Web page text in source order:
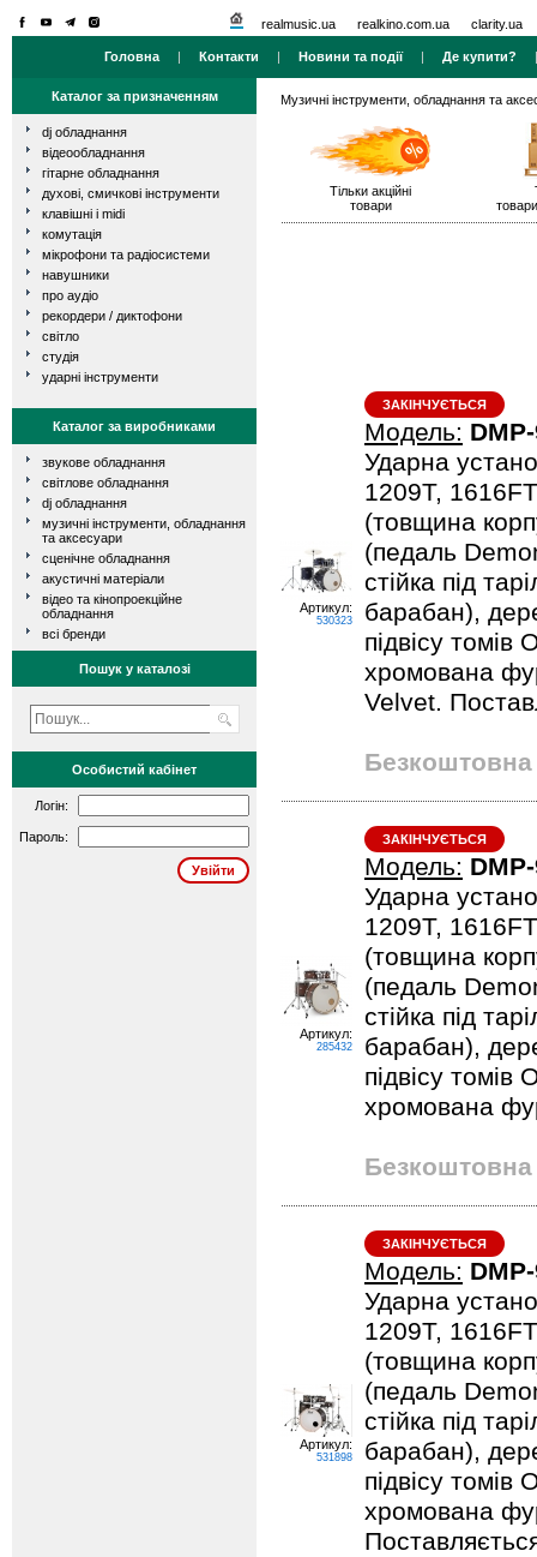
realmusic.ua realkino.com.ua clarity.ua
Головна | Контакти | Новини та події| Де купити?
Каталог за призначенням
dj обладнання
відеообладнання
гітарне обладнання
духові, смичкові інструменти
клавішні і midi
комутація
мікрофони та радіосистеми
навушники
про аудіо
рекордери / диктофони
світло
студія
ударні інструменти
Каталог за виробниками
звукове обладнання
світлове обладнання
dj обладнання
музичні інструменти, обладнання
та аксесуари
сценічне обладнання
акустичні матеріали
відео та кінопроекційне
обладнання
всі бренди
Пошук у каталозі
Особистий кабінет
Логін:
Пароль:
Музичні інструменти, обладнання та
Тільки акційні
товари
Артикул:
530323
ЗАКІНЧУЄТЬСЯ
Модель:
Ударна
1209T,
(товщина
(педаль
стійка під
барабан),
підвісу
хромована
Velvet.
Безкоштовна
Артикул:
285432
ЗАКІНЧУЄТЬСЯ
Модель:
Ударна
1209T,
(товщина
(педаль
стійка під
барабан),
підвісу
хромована
Безкоштовна
Артикул:
531898
ЗАКІНЧУЄТЬСЯ
Модель:
Ударна
1209T,
(товщина
(педаль
стійка під
барабан),
підвісу
хромована